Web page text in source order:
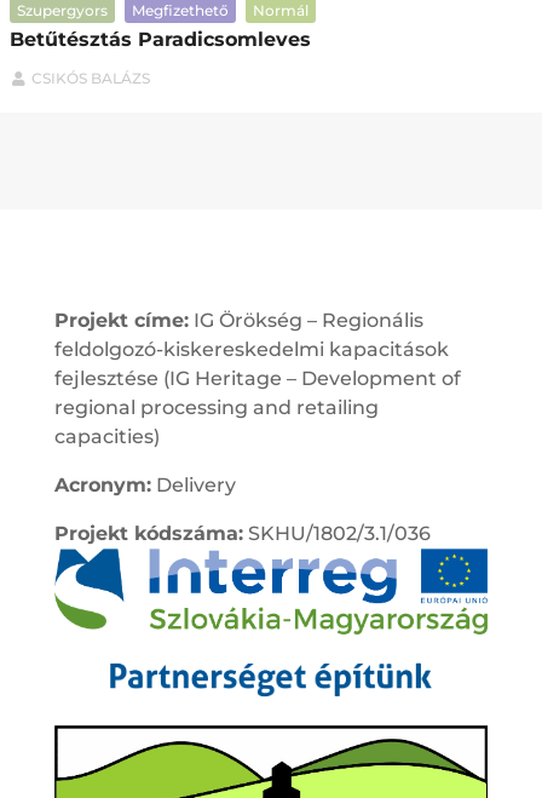
Szupergyors Megfizethető Normál
Betűtésztás Paradicsomleves
CSIKÓS BALÁZS
Projekt címe: IG Örökség – Regionális
feldolgozó-kiskereskedelmi kapacitások
fejlesztése (IG Heritage – Development of
regional processing and retailing
capacities)
Acronym: Delivery
Projekt kódszáma: SKHU/1802/3.1/036